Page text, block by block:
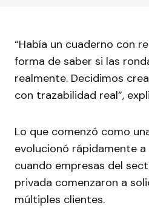
“Había un cuaderno con
forma de saber si las
realmente. Decidimos
con trazabilidad real”,
Lo que comenzó como
evolucionó rápidamente
cuando empresas del
privada comenzaron a
múltiples clientes.